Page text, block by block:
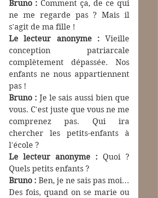
Bruno : Comment ça, de ce qui
ne me regarde pas ? Mais il
s'agit de ma fille !
Le lecteur anonyme : Vieille
conception patriarcale
complètement dépassée. Nos
enfants ne nous appartiennent
pas !
Bruno : Je le sais aussi bien que
vous. C'est juste que vous ne me
comprenez pas. Qui ira
chercher les petits-enfants à
l'école ?
Le lecteur anonyme : Quoi ?
Quels petits enfants ?
Bruno : Ben, je ne sais pas moi...
Des fois, quand on se marie ou